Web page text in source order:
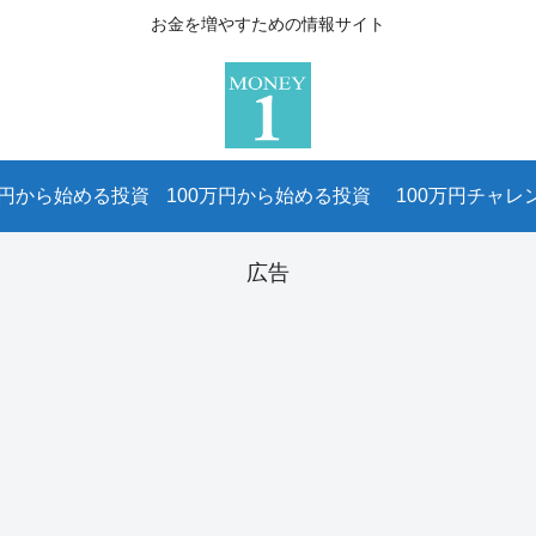
お金を増やすための情報サイト
から始める投資 100万円から始める投資 100万円チャレ
広告